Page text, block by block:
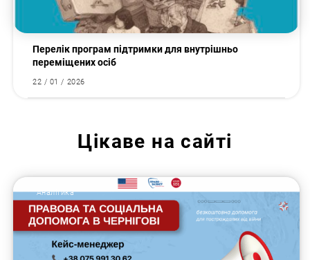
Перелік програм підтримки для внутрішньо
переміщених осіб
22 / 01 / 2026
Цікаве на сайті
Аналітика